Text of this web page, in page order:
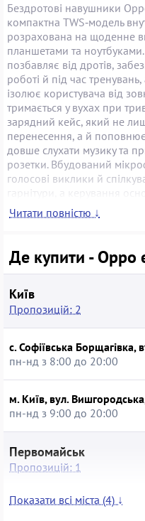
Бездротові навушники
компактна TWS‑модель
розрахована на щоденне
планшетами та
позбавляє від дротів,
роботі й під час
ізолює користувача від
тримається у вухах при
зарядний кейс, який не
перенесення, а й поповнює
довше слухати музику та
розетки. Вбудований
голосові виклики й
гарнітури, а керування
безпосередньо з
Модель підійде тим, хто
Oppo Enco Buds2 Pro у
магазині допоможе
дизайну та оригінальних
Читати повністю ↓
Де купити - Oppo
Київ
Пропозицій: 2
с. Софіївська Борщагівка,
пн-нд з 8:00 до 20:00
м. Київ, вул.
пн-нд з 9:00 до 20:00
Первомайськ
Пропозицій: 1
м. Первомайськ, вул.
Показати всі міста (4) ↓